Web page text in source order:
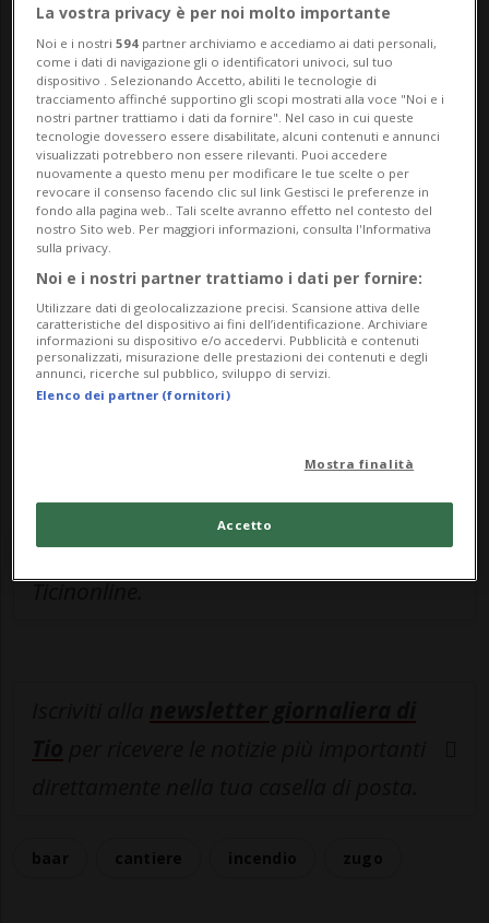
avvolto dalle fiamme. Sul cantiere erano
presenti diversi operai, uno dei quali è
stato trasportato in ospedale per degli
accertamenti. Tre sono stati vi...
🔐 Sblocca il nostro archivio
esclusivo!
Sottoscrivi un abbonamentoArchivioper
leggere questo articolo, oppure scegli
MyTioAboper accedere all'archivio e
navigare su sito e app senza pubblicità.
Entra nelcanale WhatsAppdi
Ticinonline.
La vostra privacy è per noi molto importante
Noi e i nostri594 partner archiviamo e accediamo ai dati personali,
come i dati di navigazione gli o identificatori univoci, sul tuo
dispositivo . Selezionando Accetto, abiliti le tecnologie di
tracciamento affinché supportino gli scopi mostrati alla voce "Noi e i
nostri partner trattiamo i dati da fornire". Nel caso in cui queste
tecnologie dovessero essere disabilitate, alcuni contenuti e annunci
visualizzati potrebbero non essere rilevanti. Puoi accedere
nuovamente a questo menu per modificare le tue scelte o per
revocare il consenso facendo clic sul link Gestisci le preferenze in
fondo alla pagina web.. Tali scelte avranno effetto nel contesto del
nostro Sito web. Per maggiori informazioni, consulta l'Informativa
sulla privacy.
Noi e i nostri partner trattiamo i dati per fornire:
Utilizzare dati di geolocalizzazione precisi. Scansione attiva delle
caratteristiche del dispositivo ai fini dell’identificazione. Archiviare
informazioni su dispositivo e/o accedervi. Pubblicità e contenuti
personalizzati, misurazione delle prestazioni dei contenuti e degli
annunci, ricerche sul pubblico, sviluppo di servizi.
Elenco dei partner (fornitori)
Mostra finalità
Accetto